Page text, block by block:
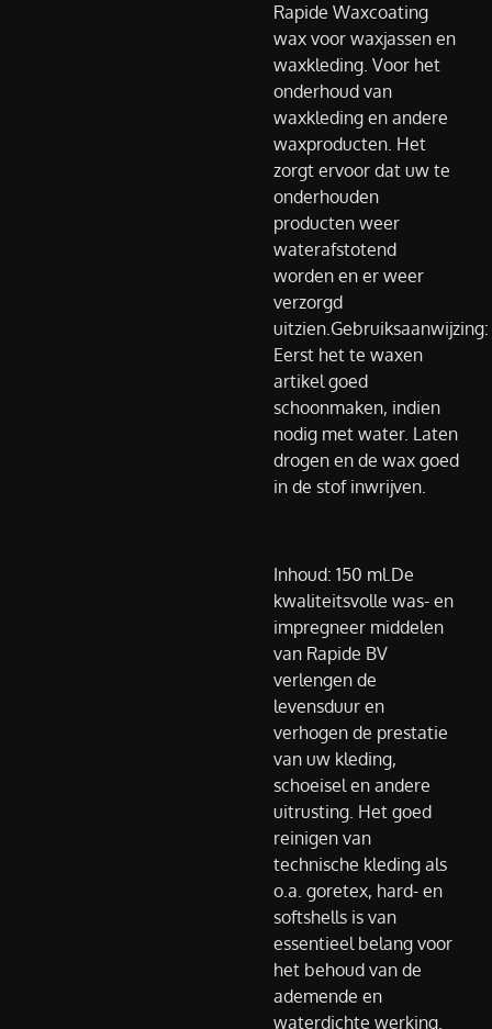
Rapide Waxcoating
wax voor waxjassen en
waxkleding. Voor het
onderhoud van
waxkleding en andere
waxproducten. Het
zorgt ervoor dat uw te
onderhouden
producten weer
waterafstotend
worden en er weer
verzorgd
uitzien.Gebruiksaanwijzing:
Eerst het te waxen
artikel goed
schoonmaken, indien
nodig met water. Laten
drogen en de wax goed
in de stof inwrijven.
Inhoud: 150 ml.De
kwaliteitsvolle was- en
impregneer middelen
van Rapide BV
verlengen de
levensduur en
verhogen de prestatie
van uw kleding,
schoeisel en andere
uitrusting. Het goed
reinigen van
technische kleding als
o.a. goretex, hard- en
softshells is van
essentieel belang voor
het behoud van de
ademende en
waterdichte werking.